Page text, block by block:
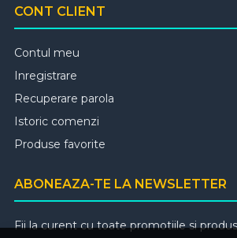
CONT CLIENT
Contul meu
Inregistrare
Recuperare parola
Istoric comenzi
Produse favorite
ABONEAZA-TE LA NEWSLETTER
Fii la curent cu toate promotiile si